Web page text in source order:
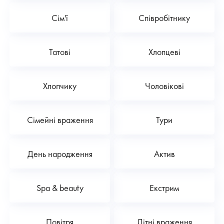
Сім'ї Співробітнику
Татові Хлопцеві
Хлопчику Чоловікові
Сімейні враження Тури
День народження Актив
Spa & beauty Екстрим
Повітря Літні враження